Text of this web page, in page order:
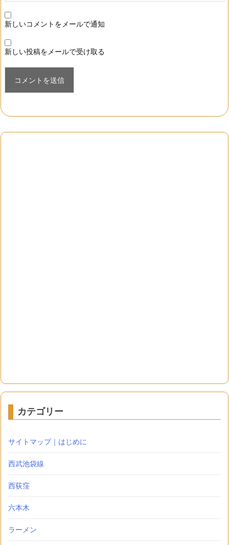
新しいコメントをメールで通知
新しい投稿をメールで受け取る
カテゴリー
サイトマップ｜はじめに
西武池袋線
西荻窪
六本木
ラーメン